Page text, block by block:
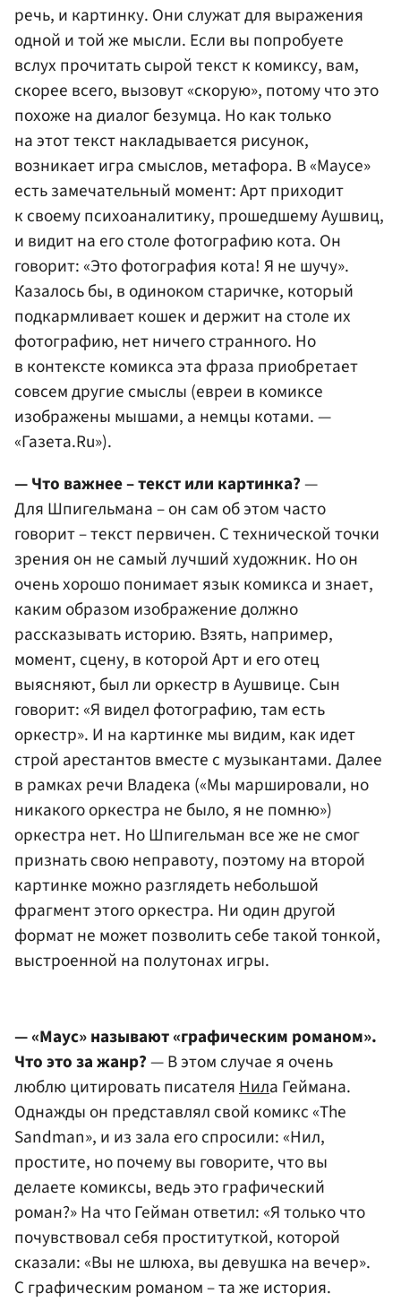
речь, и картинку. Они служат для выражения
одной и той же мысли. Если вы попробуете
вслух прочитать сырой текст к комиксу, вам,
скорее всего, вызовут «скорую», потому что это
похоже на диалог безумца. Но как только
на этот текст накладывается рисунок,
возникает игра смыслов, метафора. В «Маусе»
есть замечательный момент: Арт приходит
к своему психоаналитику, прошедшему Аушвиц,
и видит на его столе фотографию кота. Он
говорит: «Это фотография кота! Я не шучу».
Казалось бы, в одиноком старичке, который
подкармливает кошек и держит на столе их
фотографию, нет ничего странного. Но
в контексте комикса эта фраза приобретает
совсем другие смыслы (евреи в комиксе
изображены мышами, а немцы котами. —
«Газета.Ru»).
— Что важнее – текст или картинка?—
Для Шпигельмана – он сам об этом часто
говорит – текст первичен. С технической точки
зрения он не самый лучший художник. Но он
очень хорошо понимает язык комикса и знает,
каким образом изображение должно
рассказывать историю. Взять, например,
момент, сцену, в которой Арт и его отец
выясняют, был ли оркестр в Аушвице. Сын
говорит: «Я видел фотографию, там есть
оркестр». И на картинке мы видим, как идет
строй арестантов вместе с музыкантами. Далее
в рамках речи Владека («Мы маршировали, но
никакого оркестра не было, я не помню»)
оркестра нет. Но Шпигельман все же не смог
признать свою неправоту, поэтому на второй
картинке можно разглядеть небольшой
фрагмент этого оркестра. Ни один другой
формат не может позволить себе такой тонкой,
выстроенной на полутонах игры.
— «Маус» называют «графическим романом».
Что это за жанр?— В этом случае я очень
люблю цитировать писателяНила Геймана.
Однажды он представлял свой комикс «The
Sandman», и из зала его спросили: «Нил,
простите, но почему вы говорите, что вы
делаете комиксы, ведь это графический
роман?» На что Гейман ответил: «Я только что
почувствовал себя проституткой, которой
сказали: «Вы не шлюха, вы девушка на вечер».
С графическим романом – та же история.